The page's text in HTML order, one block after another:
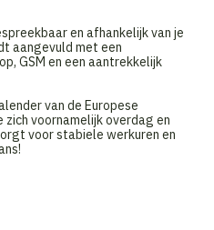
en afhankelijk van je
aangevuld met een
GSM en een aantrekkelijk
van de Europese
voornamelijk overdag en
voor stabiele werkuren en